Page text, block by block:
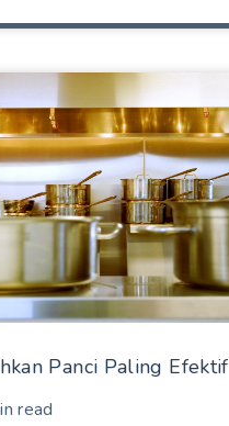
Panci Paling Efektif
read